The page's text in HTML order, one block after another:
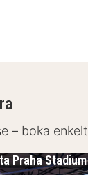
områdets
– boka
Praha Stadium